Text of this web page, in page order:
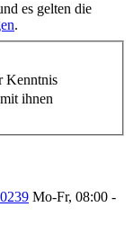
es gelten die
.
Kenntnis
ihnen
Mo-Fr, 08:00 -